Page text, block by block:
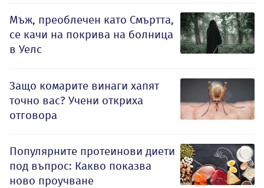
Мъж, преоблечен като Смъртта,
се качи на покрива на болница
в Уелс
Защо комарите винаги хапят
точно вас? Учени откриха
отговора
Популярните протеинови диети
под въпрос: Какво показва
ново проучване